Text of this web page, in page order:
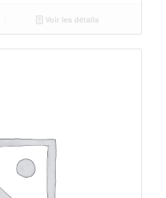
Voir les détails